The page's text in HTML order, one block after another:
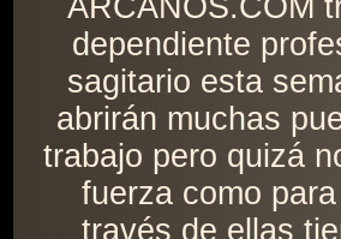
ARCANOS.COM
dependiente
sagitario esta
abrirán muchas
trabajo pero quizá
fuerza como
través de ellas